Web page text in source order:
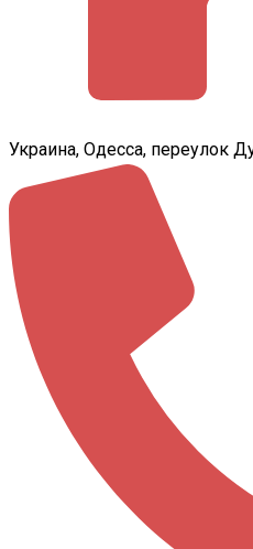
Украина, Одесса, переулок